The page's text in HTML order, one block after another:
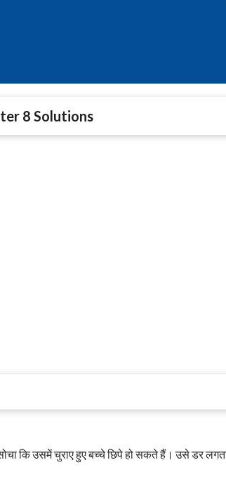
8 Solutions
कि उसमें चुराए हुए बच्चे छिपे हो सकते हैं। उसे डर